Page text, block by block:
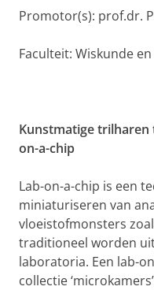
Promotor(s): prof.dr.
Faculteit: Wiskunde
Kunstmatige
on-a-chip
Lab-on-a-chip is een
miniaturiseren van
vloeistofmonsters
traditioneel worden
laboratoria. Een lab-
collectie